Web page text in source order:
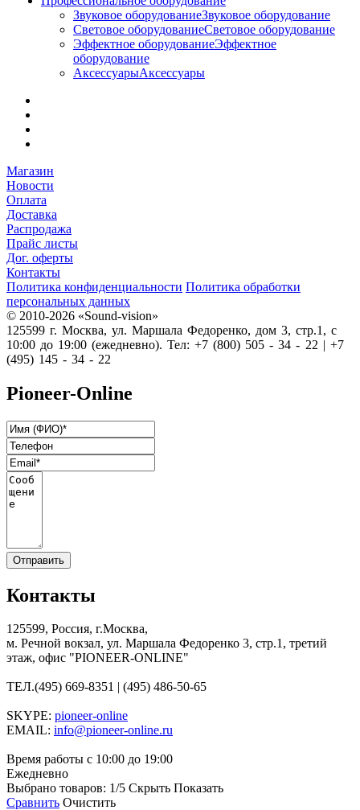
Звуковое оборудованиеЗвуковое оборудование
Световое оборудованиеСветовое оборудование
Эффектное оборудованиеЭффектное
оборудование
АксессуарыАксессуары
Магазин
Новости
Оплата
Доставка
Распродажа
Прайс листы
Дог. оферты
Контакты
Политика конфиденциальности Политика обработки
персональных данных
© 2010-2026 «Sound-vision»
125599 г. Москва, ул. Маршала Федоренко, дом 3, стр.1, с
10:00 до 19:00 (ежедневно). Тел: +7 (800) 505 - 34 - 22 | +7
(495) 145 - 34 - 22
Pioneer-Online
Контакты
125599, Россия, г.Москва,
м. Речной вокзал, ул. Маршала Федоренко 3, стр.1, третий
этаж, офис "PIONEER-ONLINE"
ТЕЛ.(495) 669-8351 | (495) 486-50-65
SKYPE: pioneer-online
EMAIL: info@pioneer-online.ru
Время работы с 10:00 до 19:00
Ежедневно
Выбрано товаров: 1/5 Скрыть Показать
Сравнить Очистить